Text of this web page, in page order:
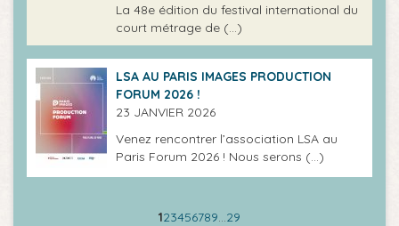
La 48e édition du festival international du
court métrage de (…)
LSA AU PARIS IMAGES PRODUCTION
FORUM 2026 !
23 JANVIER 2026
Venez rencontrer l’association LSA au
Paris Forum 2026 ! Nous serons (…)
123456789 29